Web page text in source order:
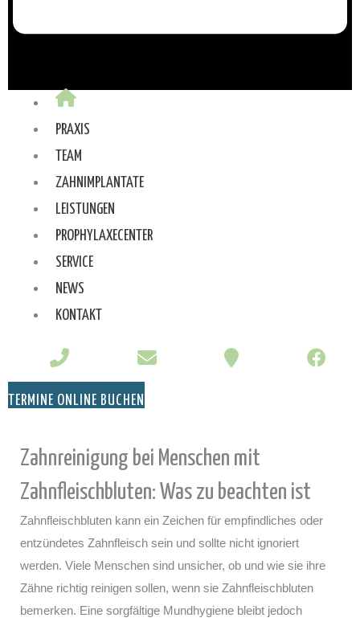
PRAXIS
TEAM
ZAHNIMPLANTATE
LEISTUNGEN
PROPHYLAXECENTER
SERVICE
NEWS
KONTAKT
TERMINE ONLINE BUCHEN
Zahnreinigung bei Menschen mit
Zahnfleischbluten: Was zu beachten ist
Zahnfleischbluten kann ein Zeichen für empfindliches oder
entzündetes Zahnfleisch sein und sollte nicht ignoriert
werden. Viele Menschen sind unsicher, ob und wie sie ihre
Zähne richtig reinigen sollen, wenn sie Zahnfleischbluten
bemerken. Eine sorgfältige Mundhygiene bleibt jedoch